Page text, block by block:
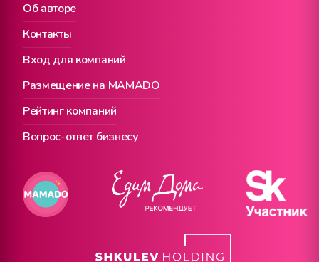
Вход для компаний
Размещение на MAMADO
Об авторе
Рейтинг компаний
Контакты
Вопрос-ответ бизнесу